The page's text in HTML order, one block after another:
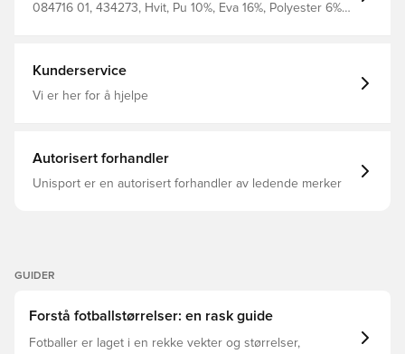
10% POLYURETAN, 16% EVA 6% polyester
084716 01, 434273, Hvit, Pu 10%, Eva 16%, Polyester 6%
Kunderservice
Vi er her for å hjelpe
Autorisert forhandler
Unisport er en autorisert forhandler av ledende merker
GUIDER
Forstå fotballstørrelser: en rask guide
Fotballer er laget i en rekke vekter og størrelser,